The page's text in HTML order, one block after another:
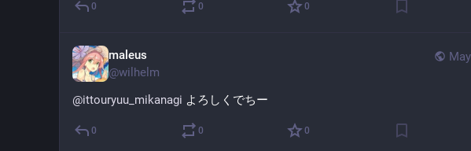
0 0 0
maleus
@wilhelm
@ittouryuu_mikanagi よろしくでちー
0 0 0